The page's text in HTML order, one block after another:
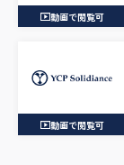
動画で閲覧可
動画で閲覧可